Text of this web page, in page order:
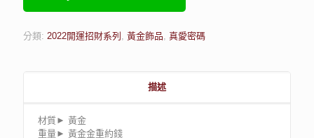
分類: 2022開運招財系列 , 黃金飾品, 真愛密碼
描述
材質► 黃金
重量► 黃金金重約錢